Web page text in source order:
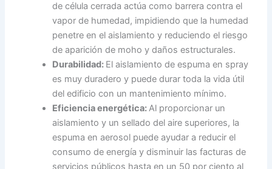
de célula cerrada actúa como barrera contra el
vapor de humedad, impidiendo que la humedad
penetre en el aislamiento y reduciendo el riesgo
de aparición de moho y daños estructurales.
Durabilidad: El aislamiento de espuma en spray
es muy duradero y puede durar toda la vida útil
del edificio con un mantenimiento mínimo.
Eficiencia energética:Al proporcionar un
aislamiento y un sellado del aire superiores, la
espuma en aerosol puede ayudar a reducir el
consumo de energía y disminuir las facturas de
servicios públicos hasta en un 50 por ciento al